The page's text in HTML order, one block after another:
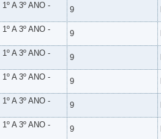
A 3º ANO -
9
A 3º ANO -
9
A 3º ANO -
9
A 3º ANO -
9
A 3º ANO -
9
A 3º ANO -
9